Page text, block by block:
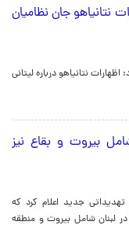
نتانیاهو جان نظامیان
نتانیاهو درباره لیتانی
بیروت و بقاع نیز
جدید اعلام کرد که
لبنان شامل بیروت و منطقه